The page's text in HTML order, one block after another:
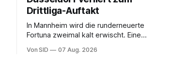
Drittliga-Auftakt
In Mannheim wird die runderneuerte
Fortuna zweimal kalt erwischt. Eine
Anfangsphase sorgt für Zündstoff.
Von SID 07 Aug. 2026